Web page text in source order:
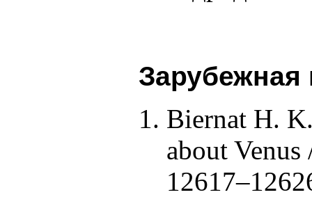
Зарубежная
Biernat H.
about
12617–126